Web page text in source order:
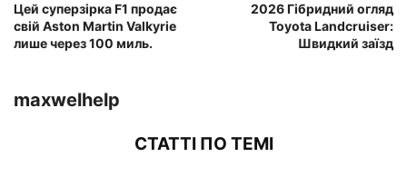
Цей суперзірка F1 продає
свій Aston Martin Valkyrie
лише через 100 миль.
2026 Гібридний огляд
Toyota Landcruiser:
Швидкий заїзд
maxwelhelp
СТАТТІ ПО ТЕМІ